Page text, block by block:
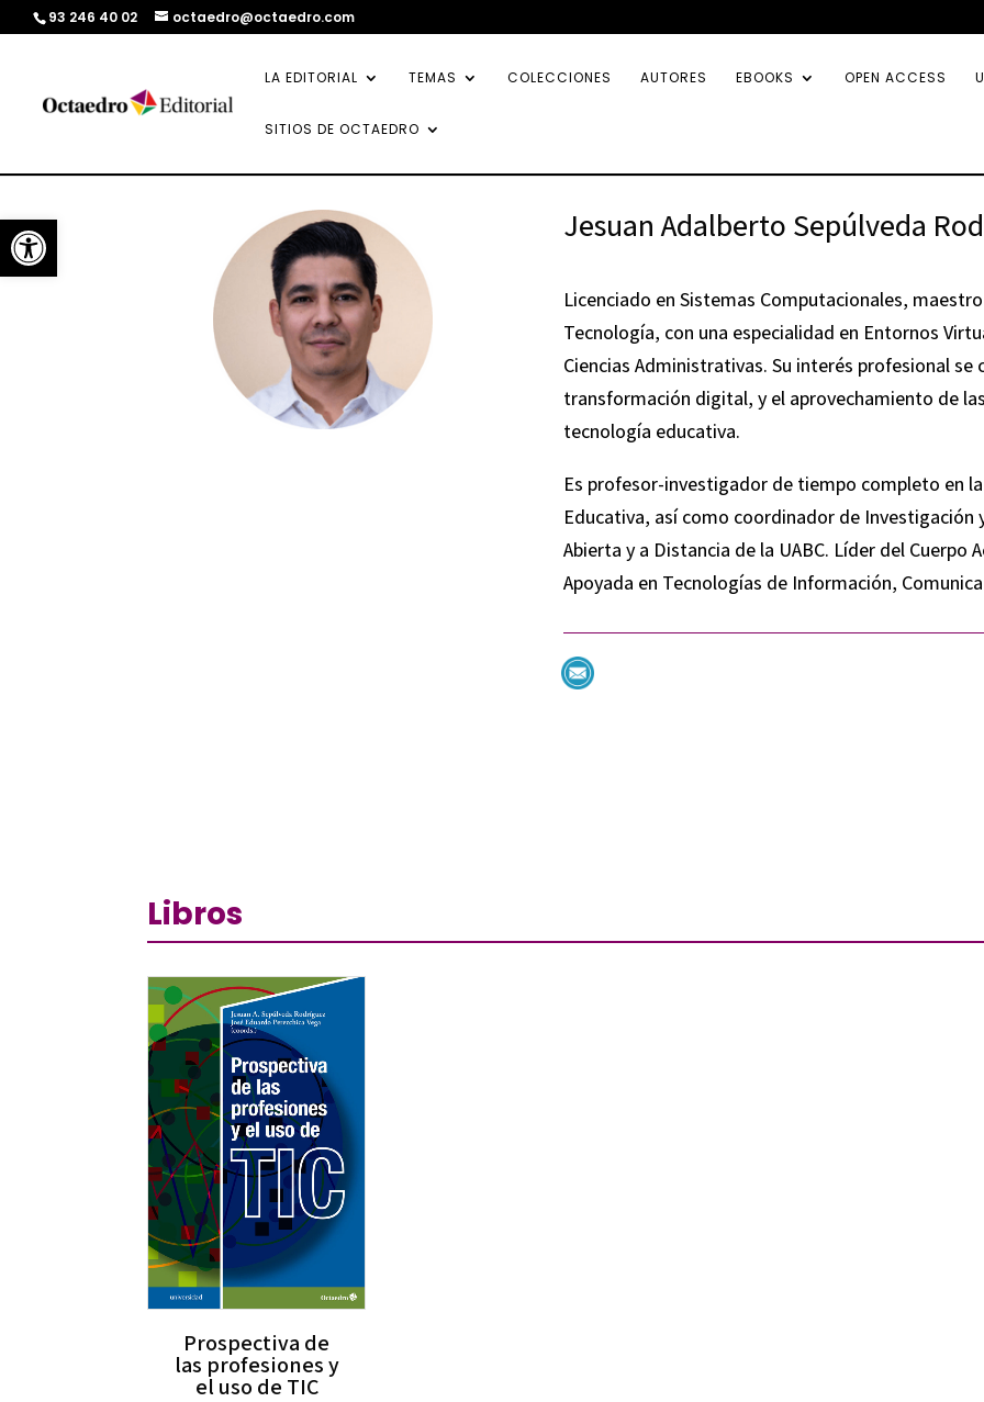
Abrir barra de herramientas
93 246 40 02 octaedro@octaedro.com
LA EDITORIAL TEMAS COLECCIONES AUTORES EBOOKS OPEN ACCESS
SITIOS DE OCTAEDRO
Jesuan Adalberto Sepúlveda
Licenciado en Sistemas Computacionales,
Tecnología, con una especialidad en Entornos
Ciencias Administrativas. Su interés profesional
transformación digital, y el aprovechamiento de
tecnología educativa.
Es profesor-investigador de tiempo completo en
Educativa, así como coordinador de Investigación
Abierta y a Distancia de la UABC. Líder del Cuerpo
Apoyada en Tecnologías de Información,
Libros
Prospectiva de
las profesiones y
el uso de TIC